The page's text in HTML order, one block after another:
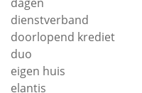
dienstverband
doorlopend krediet
duo
eigen huis
elantis